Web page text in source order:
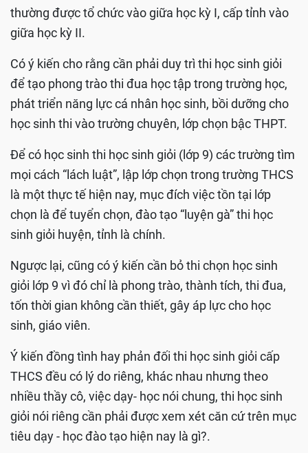
thường được tổ chức vào giữa học kỳ I, cấp tỉnh vào
giữa học kỳ II.
Có ý kiến cho rằng cần phải duy trì thi học sinh giỏi
để tạo phong trào thi đua học tập trong trường học,
phát triển năng lực cá nhân học sinh, bồi dưỡng cho
học sinh thi vào trường chuyên, lớp chọn bậc THPT.
Để có học sinh thi học sinh giỏi (lớp 9) các trường tìm
mọi cách “lách luật”, lập lớp chọn trong trường THCS
là một thực tế hiện nay, mục đích việc tồn tại lớp
chọn là để tuyển chọn, đào tạo “luyện gà” thi học
sinh giỏi huyện, tỉnh là chính.
Ngược lại, cũng có ý kiến cần bỏ thi chọn học sinh
giỏi lớp 9 vì đó chỉ là phong trào, thành tích, thi đua,
tốn thời gian không cần thiết, gây áp lực cho học
sinh, giáo viên.
Ý kiến đồng tình hay phản đối thi học sinh giỏi cấp
THCS đều có lý do riêng, khác nhau nhưng theo
nhiều thầy cô, việc dạy- học nói chung, thi học sinh
giỏi nói riêng cần phải được xem xét căn cứ trên mục
tiêu dạy - học đào tạo hiện nay là gì?.